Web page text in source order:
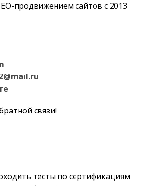
продвижением сайтов с 2013
связи!
тесты по сертификациям